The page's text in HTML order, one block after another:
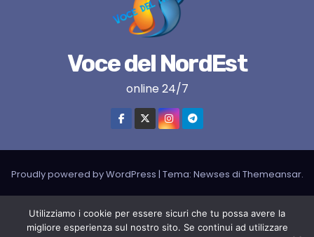
Voce del NordEst
online 24/7
Proudly powered by WordPress | Tema: Newses di Themeansar.
LIVE RADIO
RADIONORDEST Il mio account
Utilizziamo i cookie per essere sicuri che tu possa avere la
migliore esperienza sul nostro sito. Se continui ad utilizzare